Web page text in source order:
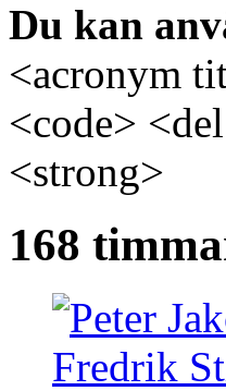
Du kan
<acronym
<code>
<strong>
168